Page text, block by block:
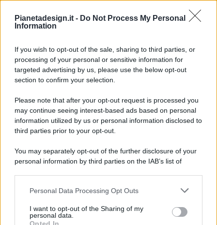
Pianetadesign.it - Do Not Process My Personal
Information
If you wish to opt-out of the sale, sharing to third parties, or
processing of your personal or sensitive information for
targeted advertising by us, please use the below opt-out
section to confirm your selection.
Please note that after your opt-out request is processed you
may continue seeing interest-based ads based on personal
information utilized by us or personal information disclosed to
third parties prior to your opt-out.
You may separately opt-out of the further disclosure of your
personal information by third parties on the IAB’s list of
This information may also be disclosed by us to third parties
disclose it to other third parties.
Personal Data Processing Opt Outs
I want to opt-out of the Sharing of my
personal data.
© 2026 - Pianeta Design - P.IVA 04827280654 - Testata
Registrata Al Tribunale Di Nocera Inferiore N. 8/2020 - RG N.
ISCRIZIONE AL ROC N. 35792 – ISCRITTA ALL’ANSO
(ASSOCIAZIONE NAZIONALE STAMPA ONLINE)
PREFERENZE PRIVACY